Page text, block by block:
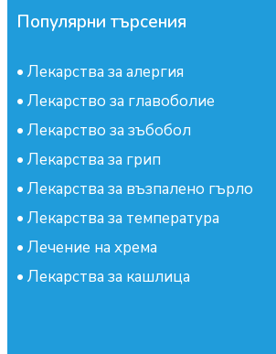
Популярни търсения
• Лекарства за алергия
• Лекарство за главоболие
• Лекарство за зъбобол
• Лекарства за грип
• Лекарства за възпалено гърло
• Лекарства за температура
• Лечение на хрема
• Лекарства за кашлица